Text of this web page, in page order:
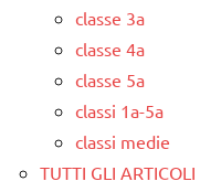
classe 3a
classe 4a
classe 5a
classi 1a-5a
classi medie
TUTTI GLI ARTICOLI